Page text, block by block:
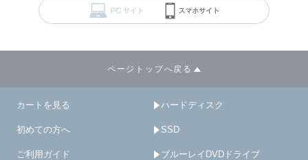
ページトップへ戻る
カートを見る
初めての方へ
ご利用ガイド
ハードディスク
SSD
ブルーレイDVDドライブ